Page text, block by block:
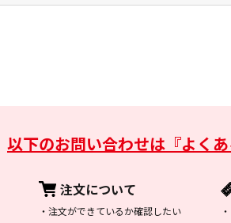
以下のお問い合わせは 『よく
注文について
・ 注文ができているか確認したい
・